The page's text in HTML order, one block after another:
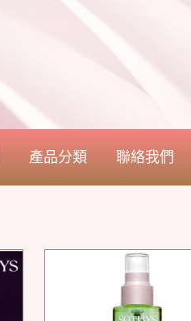
產品分類 聯絡我們